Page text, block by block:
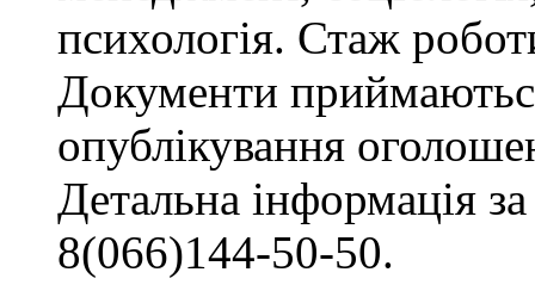
психологія. Стаж
Документи
опублікування
Детальна інформація
8(066)144-50-50.